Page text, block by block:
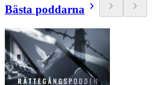
Bästa poddarna